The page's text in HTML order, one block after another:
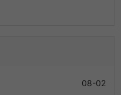
08-02